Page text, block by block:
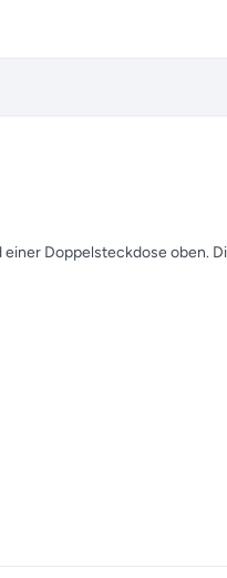
Doppelsteckdose oben.